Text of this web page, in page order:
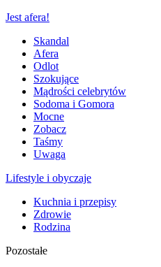
Jest afera!
Skandal
Afera
Odlot
Szokujące
Mądrości celebrytów
Sodoma i Gomora
Mocne
Zobacz
Taśmy
Uwaga
Lifestyle i obyczaje
Kuchnia i przepisy
Zdrowie
Rodzina
Pozostałe